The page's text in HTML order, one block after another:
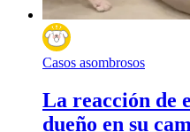
Casos asombrosos
La reacción de
dueño en su